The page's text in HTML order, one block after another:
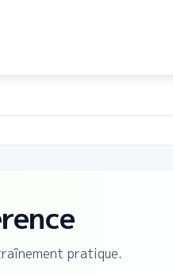
pratique.